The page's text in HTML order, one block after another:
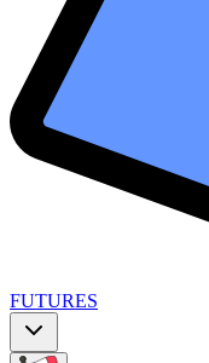
FUTURES